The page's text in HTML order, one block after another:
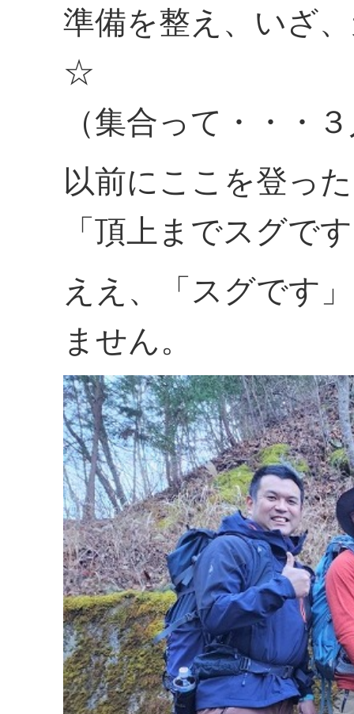
準備を整え、いざ
☆
（集合って・・・
以前にここを登っ
「頂上までスグで
ええ、「スグです
ません。